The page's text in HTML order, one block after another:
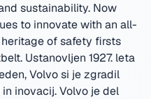
sustainability. Now
to innovate with an all-
of safety firsts
Ustanovljen 1927. leta
,Volvo si je zgradil
inovacij.Volvo je del